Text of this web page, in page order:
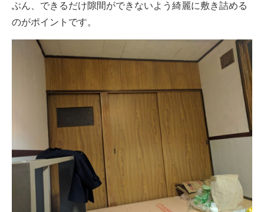
ぶん、できるだけ隙間ができないよう綺麗に敷き詰める
のがポイントです。